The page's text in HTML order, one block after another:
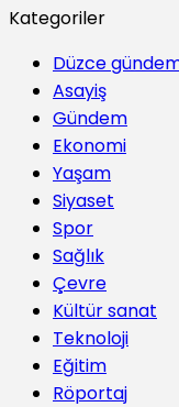
Kategoriler
Düzce
Asayiş
Gündem
Ekonomi
Yaşam
Siyaset
Spor
Sağlık
Çevre
Kültür sanat
Teknoloji
Eğitim
Röportaj